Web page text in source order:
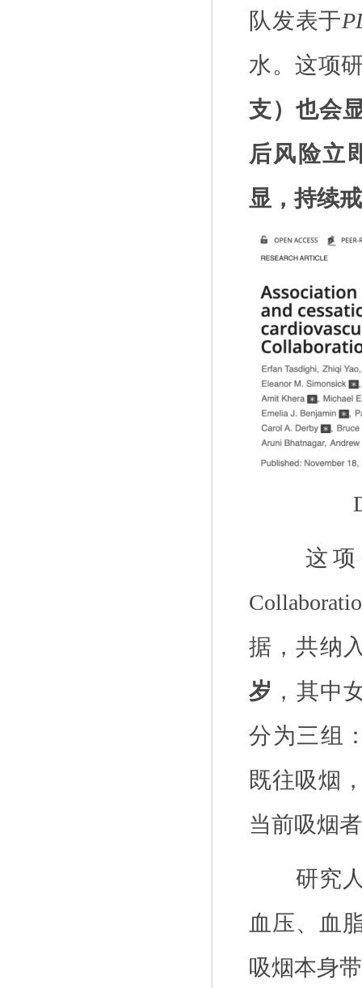
队发表于
水。这项
支）也会
后风险立
显，持续
这
据，共纳
岁 ，其中
分为三组
既往吸烟
当前吸烟
研究
血压、血
吸烟本身